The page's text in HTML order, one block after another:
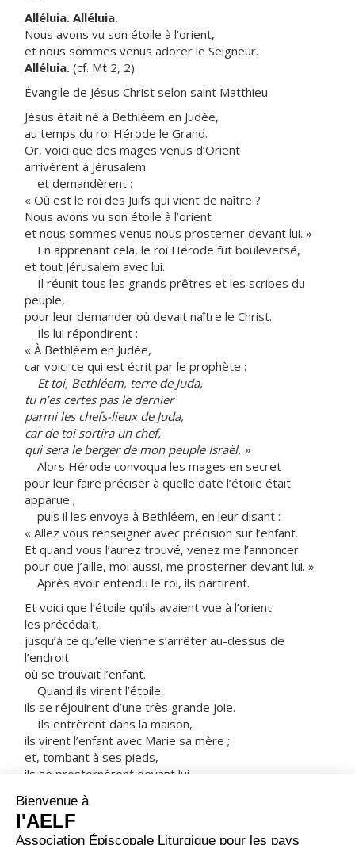
Alléluia. Alléluia.
Nous avons vu son étoile à l’orient,
et nous sommes venus adorer le Seigneur.
Alléluia. (cf. Mt 2, 2)
Évangile de Jésus Christ selon saint Matthieu
Jésus était né à Bethléem en Judée,
au temps du roi Hérode le Grand.
Or, voici que des mages venus d’Orient
arrivèrent à Jérusalem
et demandèrent :
« Où est le roi des Juifs qui vient de naître ?
Nous avons vu son étoile à l’orient
et nous sommes venus nous prosterner devant lui. »
En apprenant cela, le roi Hérode fut bouleversé,
et tout Jérusalem avec lui.
Il réunit tous les grands prêtres et les scribes du
peuple,
pour leur demander où devait naître le Christ.
Ils lui répondirent :
« À Bethléem en Judée,
car voici ce qui est écrit par le prophète :
Et toi, Bethléem, terre de Juda,
tu n’es certes pas le dernier
parmi les chefs-lieux de Juda,
car de toi sortira un chef,
qui sera le berger de mon peuple Israël. »
Alors Hérode convoqua les mages en secret
pour leur faire préciser à quelle date l’étoile était
apparue ;
puis il les envoya à Bethléem, en leur disant :
« Allez vous renseigner avec précision sur l’enfant.
Et quand vous l’aurez trouvé, venez me l’annoncer
pour que j’aille, moi aussi, me prosterner devant lui. »
Après avoir entendu le roi, ils partirent.
Et voici que l’étoile qu’ils avaient vue à l’orient
les précédait,
jusqu’à ce qu’elle vienne s’arrêter au-dessus de
l’endroit
où se trouvait l’enfant.
Quand ils virent l’étoile,
ils se réjouirent d’une très grande joie.
Ils entrèrent dans la maison,
ils virent l’enfant avec Marie sa mère ;
et, tombant à ses pieds,
ils se prosternèrent devant lui.
et lui offrirent leurs présents :
de l’or, de l’encens et de la myrrhe.